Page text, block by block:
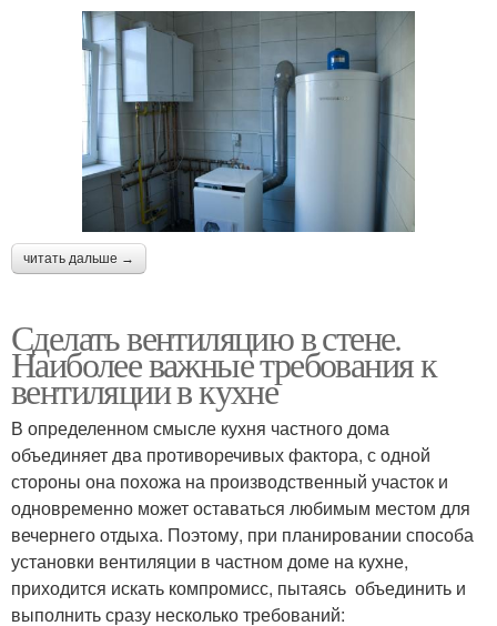
читать дальше →
Сделать вентиляцию в стене.
Наиболее важные требования к
вентиляции в кухне
В определенном смысле кухня частного дома
объединяет два противоречивых фактора, с одной
стороны она похожа на производственный участок и
одновременно может оставаться любимым местом для
вечернего отдыха. Поэтому, при планировании способа
установки вентиляции в частном доме на кухне,
приходится искать компромисс, пытаясь объединить и
выполнить сразу несколько требований: